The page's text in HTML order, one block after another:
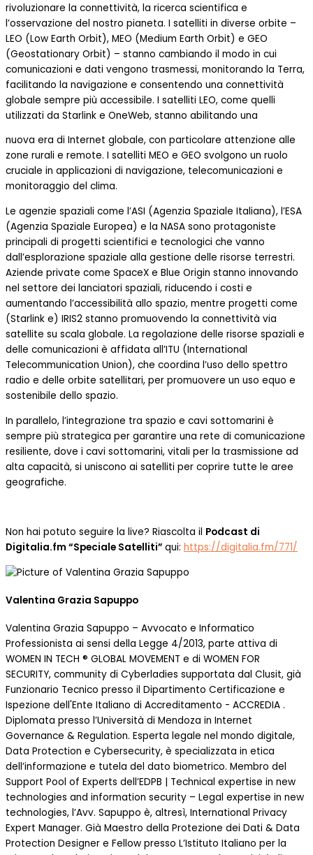
rivoluzionare la connettività, la ricerca scientifica e
l’osservazione del nostro pianeta. I satelliti in diverse orbite –
LEO (Low Earth Orbit), MEO (Medium Earth Orbit) e GEO
(Geostationary Orbit) – stanno cambiando il modo in cui
comunicazioni e dati vengono trasmessi, monitorando la Terra,
facilitando la navigazione e consentendo una connettività
globale sempre più accessibile. I satelliti LEO, come quelli
utilizzati da Starlink e OneWeb, stanno abilitando una
nuova era di Internet globale, con particolare attenzione alle
zone rurali e remote. I satelliti MEO e GEO svolgono un ruolo
cruciale in applicazioni di navigazione, telecomunicazioni e
monitoraggio del clima.
Le agenzie spaziali come l’ASI (Agenzia Spaziale Italiana), l’ESA
(Agenzia Spaziale Europea) e la NASA sono protagoniste
principali di progetti scientifici e tecnologici che vanno
dall’esplorazione spaziale alla gestione delle risorse terrestri.
Aziende private come SpaceX e Blue Origin stanno innovando
nel settore dei lanciatori spaziali, riducendo i costi e
aumentando l’accessibilità allo spazio, mentre progetti come
(Starlink e) IRIS2 stanno promuovendo la connettività via
satellite su scala globale. La regolazione delle risorse spaziali e
delle comunicazioni è affidata all’ITU (International
Telecommunication Union), che coordina l’uso dello spettro
radio e delle orbite satellitari, per promuovere un uso equo e
sostenibile dello spazio.
In parallelo, l’integrazione tra spazio e cavi sottomarini è
sempre più strategica per garantire una rete di comunicazione
resiliente, dove i cavi sottomarini, vitali per la trasmissione ad
alta capacità, si uniscono ai satelliti per coprire tutte le aree
geografiche.
Non hai potuto seguire la live? Riascolta il Podcast di
Digitalia.fm “Speciale Satelliti” qui: https://digitalia.fm/771/
Valentina Grazia Sapuppo
Valentina Grazia Sapuppo – Avvocato e Informatico
Professionista ai sensi della Legge 4/2013, parte attiva di
WOMEN IN TECH ® GLOBAL MOVEMENT e di WOMEN FOR
SECURITY, community di Cyberladies supportata dal Clusit, già
Funzionario Tecnico presso il Dipartimento Certificazione e
Ispezione dell'Ente Italiano di Accreditamento - ACCREDIA .
Diplomata presso l’Università di Mendoza in Internet
Governance & Regulation. Esperta legale nel mondo digitale,
Data Protection e Cybersecurity, è specializzata in etica
dell’informazione e tutela del dato biometrico. Membro del
Support Pool of Experts dell’EDPB | Technical expertise in new
technologies and information security – Legal expertise in new
technologies, l’Avv. Sapuppo è, altresì, International Privacy
Expert Manager. Già Maestro della Protezione dei Dati & Data
Protection Designer e Fellow presso L’Istituto Italiano per la